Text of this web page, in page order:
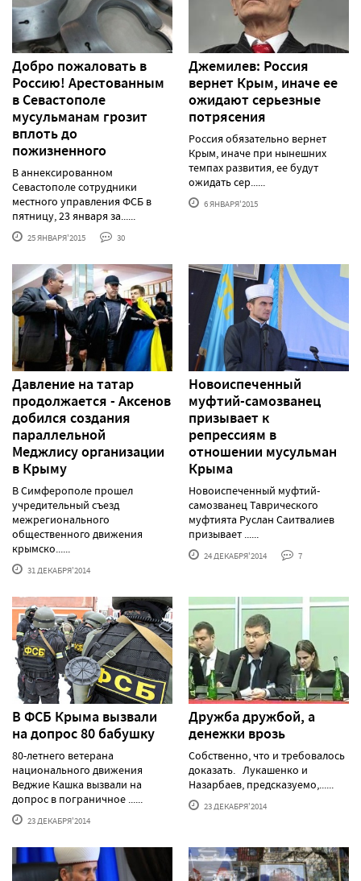
Добро пожаловать в
Россию! Арестованным
в Севастополе
мусульманам грозит
вплоть до
пожизненного
В аннексированном
Севастополе сотрудники
местного управления ФСБ в
пятницу, 23 января за......
25 ЯНВАРЯ'2015 30
Джемилев: Россия
вернет Крым, иначе ее
ожидают серьезные
потрясения
Россия обязательно вернет
Крым, иначе при нынешних
темпах развития, ее будут
ожидать сер......
6 ЯНВАРЯ'2015
Давление на татар
продолжается - Аксенов
добился создания
параллельной
Меджлису организации
в Крыму
В Симферополе прошел
учредительный съезд
межрегионального
общественного движения
крымско......
31 ДЕКАБРЯ'2014
Новоиспеченный
муфтий-самозванец
призывает к
репрессиям в
отношении мусульман
Крыма
Новоиспеченный муфтий-
самозванец Таврического
муфтията Руслан Саитвалиев
призывает ......
24 ДЕКАБРЯ'2014 7
В ФСБ Крыма вызвали
на допрос 80 бабушку
80-летнего ветерана
национального движения
Веджие Кашка вызвали на
допрос в пограничное ......
23 ДЕКАБРЯ'2014
Дружба дружбой, а
денежки врозь
Собственно, что и требовалось
доказать. Лукашенко и
Назарбаев, предсказуемо,......
23 ДЕКАБРЯ'2014